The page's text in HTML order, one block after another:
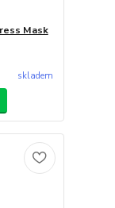
Mask
skladem